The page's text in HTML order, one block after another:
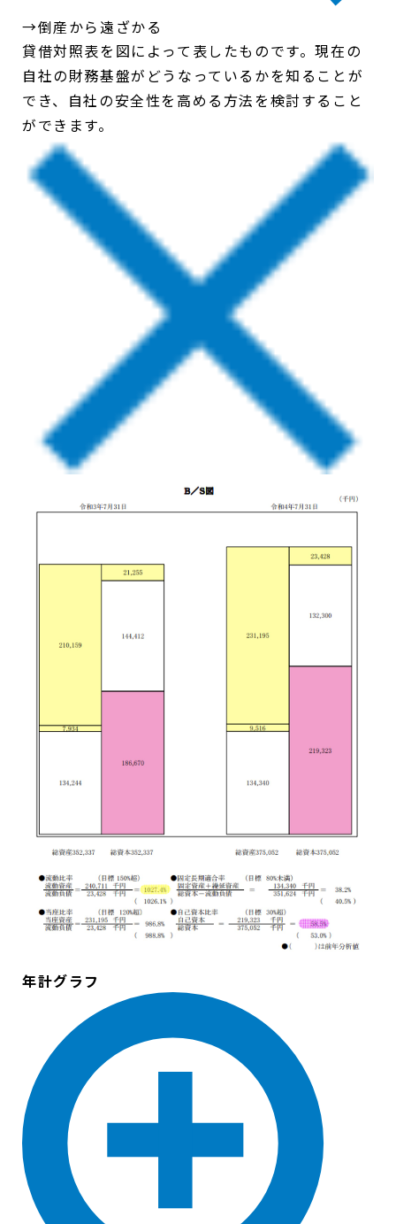
→倒産から遠ざかる
貸借対照表を図によって表したものです。現在の
自社の財務基盤がどうなっているかを知ることが
でき、自社の安全性を高める方法を検討すること
ができます。
年計グラフ